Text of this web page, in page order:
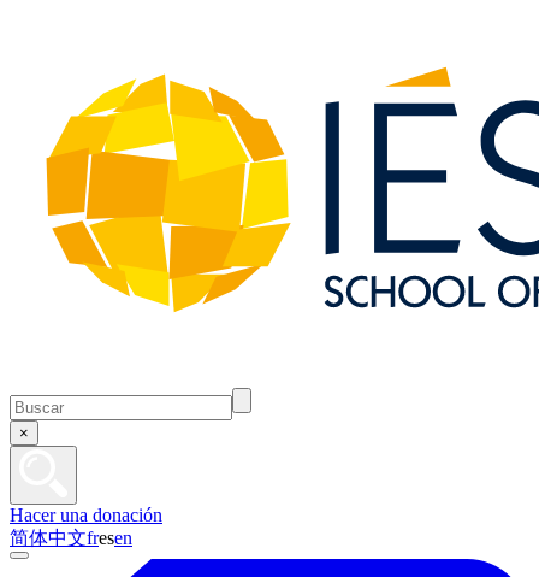
×
Hacer una donación
简体中文fresen